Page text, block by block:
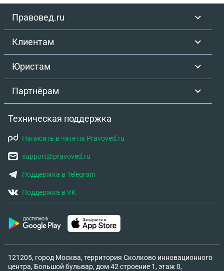
Правовед.ru
Клиентам
Юристам
Партнёрам
Техническая поддержка
Написать в чате на Pravoved.ru
support@pravoved.ru
Поддержка в Telegram
Поддержка в VK
121205, город Москва, территория Сколково инновационного
центра, Большой бульвар, дом 42 строение 1, этаж 0,